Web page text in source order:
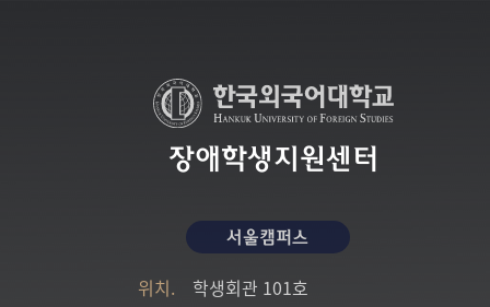
장애학생지원센터
서울캠퍼스
위치.
학생회관 101호